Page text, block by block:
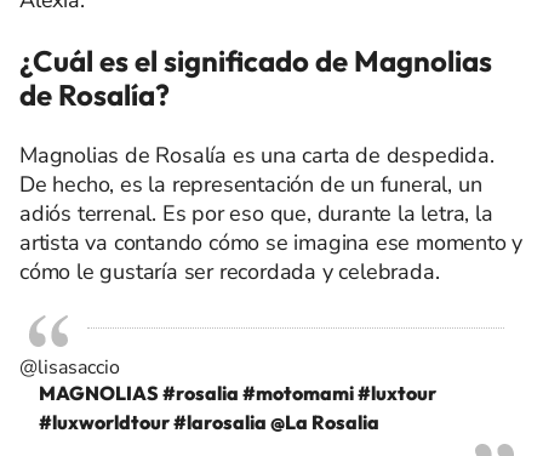
¿Cuál es el significado de Magnolias
de Rosalía?
Magnolias de Rosalía es una carta de despedida.
De hecho, es la representación de un funeral, un
adiós terrenal. Es por eso que, durante la letra, la
artista va contando cómo se imagina ese momento y
cómo le gustaría ser recordada y celebrada.
@lisasaccio
MAGNOLIAS #rosalia #motomami#luxtour
#luxworldtour#larosalia @La Rosalia